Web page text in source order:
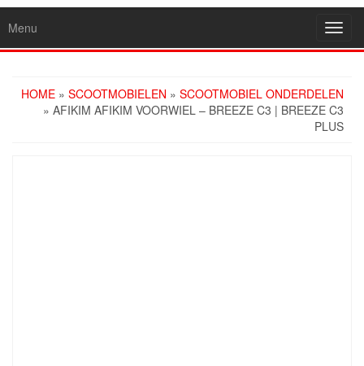
Menu
HOME » SCOOTMOBIELEN » SCOOTMOBIEL ONDERDELEN
» AFIKIM AFIKIM VOORWIEL – BREEZE C3 | BREEZE C3
PLUS